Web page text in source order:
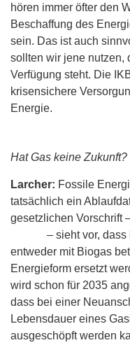
hören immer öfter den
Beschaffung des
sein. Das ist auch
sollten wir jene nutzen,
Verfügung steht. Die
krisensichere
Energie.
Hat Gas keine Zukunft?
Larcher: Fossile
tatsächlich ein
gesetzlichen Vorschrift
– sieht vor,
entweder mit Biogas
Energieform ersetzt
wird schon für 2035
dass bei einer
Lebensdauer eines
ausgeschöpft werden